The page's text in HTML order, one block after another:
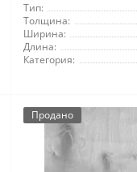
Тип:
Толщина:
Ширина:
Длина:
Категория:
Продано